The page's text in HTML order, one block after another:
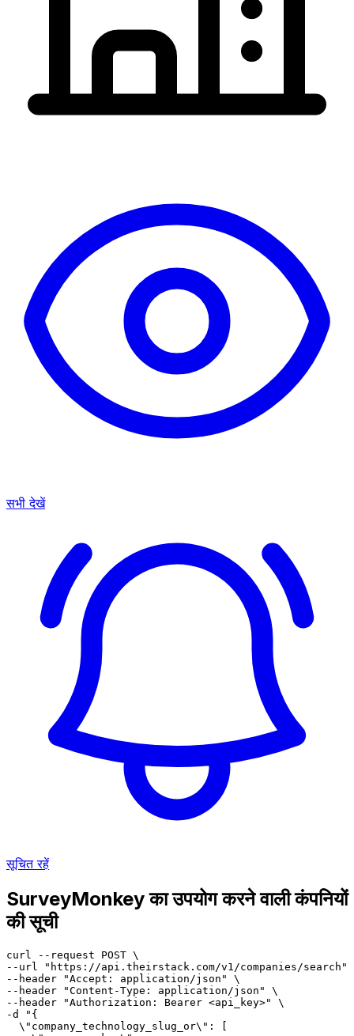
सभी देखें
सूचित रहें
SurveyMonkey का उपयोग करने वाली कंपनियों
की सूची
curl --request POST \
--url "https://api.theirstack.com/v1/companies/search"
--header "Accept: application/json" \
--header "Content-Type: application/json" \
--header "Authorization: Bearer <api_key>" \
-d "{
  \"company_technology_slug_or\": [